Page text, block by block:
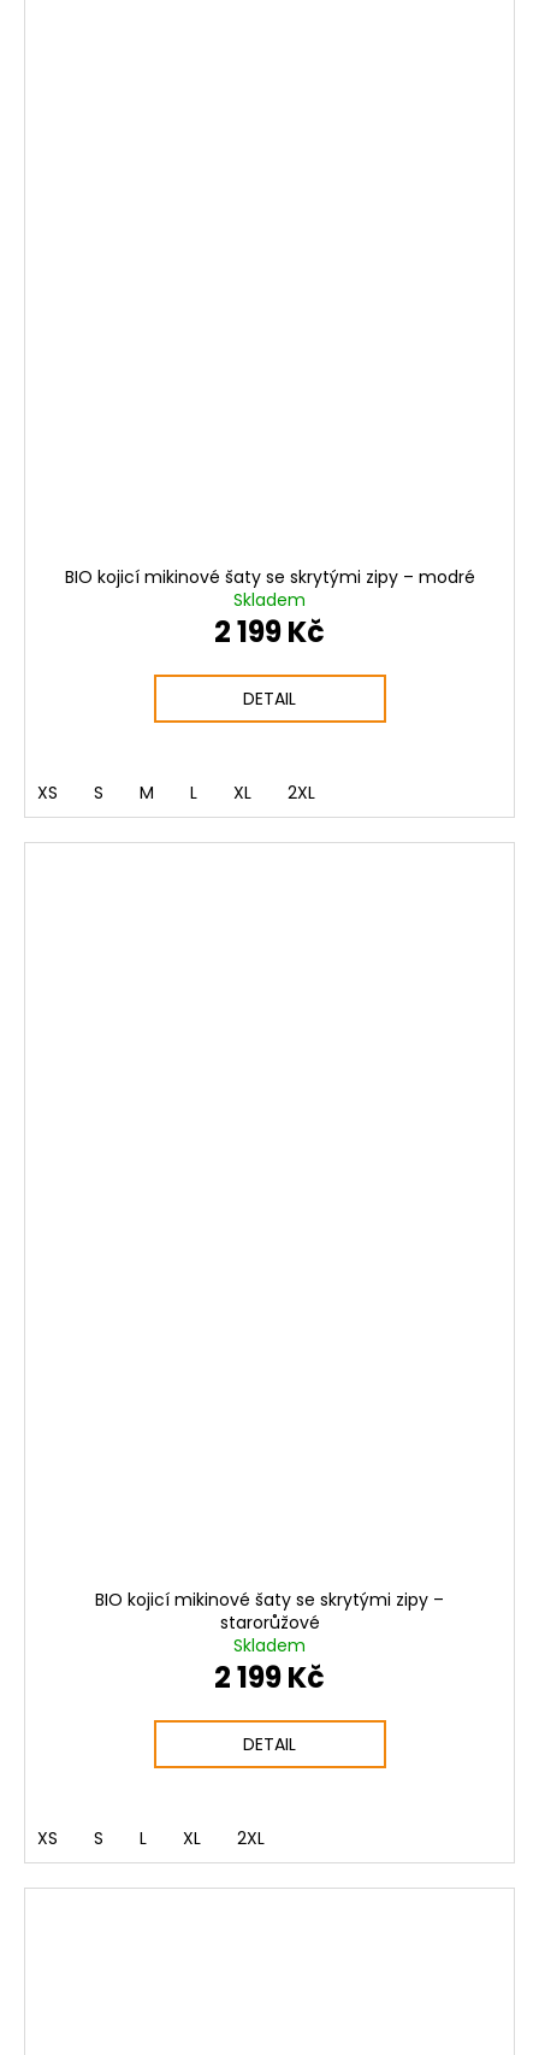
BIO kojicí mikinové šaty se skrytými zipy – modré
Skladem
2 199 Kč
DETAIL
XS S M L XL 2XL
BIO kojicí mikinové šaty se skrytými zipy –
starorůžové
Skladem
2 199 Kč
DETAIL
XS S L XL 2XL